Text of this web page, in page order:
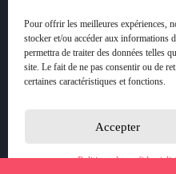
Pour offrir les meilleures expériences,
stocker et/ou accéder aux informations
permettra de traiter des données telles
site. Le fait de ne pas consentir ou de
certaines caractéristiques et fonctions.
Accepter
Politique de
Le Petit Gavroche